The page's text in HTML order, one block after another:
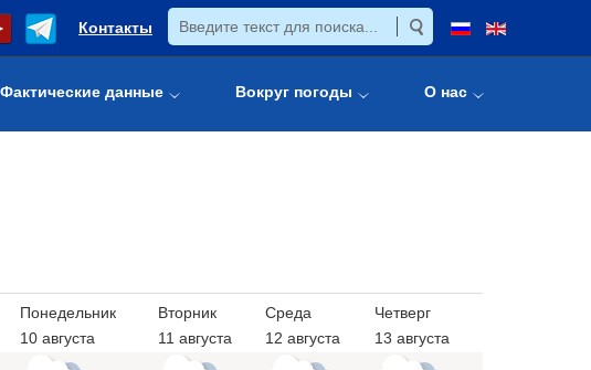
Контакты
Фактические данные Вокруг погоды О нас
Понедельник
10 августа
Вторник
11 августа
Среда
12 августа
Четверг
13 августа